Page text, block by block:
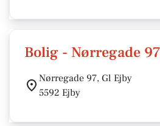
Bolig - Nørregade
Nørregade 97, Gl Ejby
5592 Ejby